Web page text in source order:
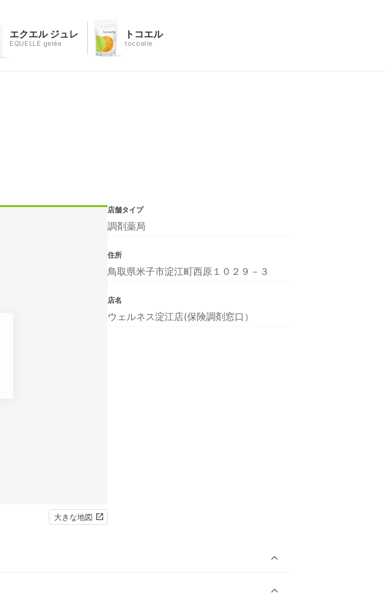
エクエル ジュレ
EQUELLE gelée
トコエル
tocoelle
大きな地図
店舗タイプ
調剤薬局
住所
鳥取県米子市淀江町西原１０２９－３
店名
ウェルネス淀江店(保険調剤窓口）